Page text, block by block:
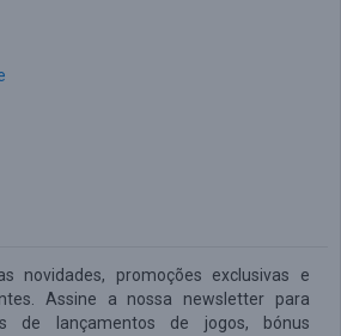
novidades, promoções exclusivas e
Assine a nossa newsletter para
de lançamentos de jogos, bónus